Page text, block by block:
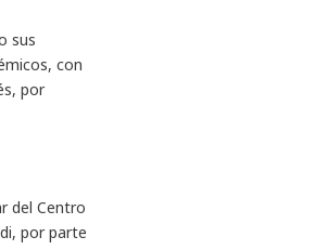
sus
con
por
del Centro
por parte